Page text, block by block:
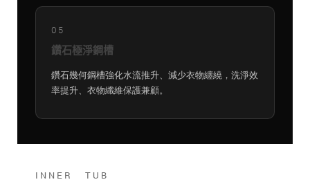
05
鑽石極淨鋼槽
鑽石幾何鋼槽強化水流推升、減少衣物纏繞，洗淨效
率提升、衣物纖維保護兼顧。
INNER TUB